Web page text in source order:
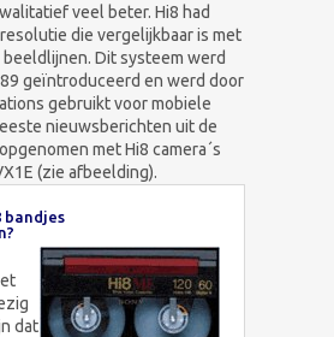
veel beter. Hi8 had
die vergelijkbaar is met
beeldlijnen. Dit systeem werd
geïntroduceerd en werd door
gebruikt voor mobiele
nieuwsberichten uit de
met Hi8 camera´s
(zie afbeelding).
bandjes
dat